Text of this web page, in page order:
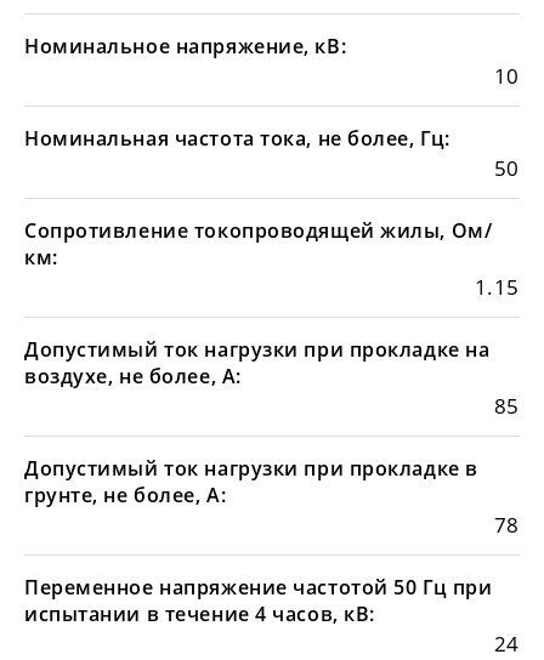
Номинальное напряжение, кВ:
10
Номинальная частота тока, не более, Гц:
50
Сопротивление токопроводящей жилы, Ом/
км:
1.15
Допустимый ток нагрузки при прокладке на
воздухе, не более, А:
85
Допустимый ток нагрузки при прокладке в
грунте, не более, А:
78
Переменное напряжение частотой 50 Гц при
испытании в течение 4 часов, кВ:
24